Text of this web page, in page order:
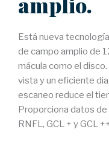
Está nueva
de campo amplio de
mácula como el
vista y un eficiente
escaneo reduce el
Proporciona datos de
RNFL, GCL + y GCL